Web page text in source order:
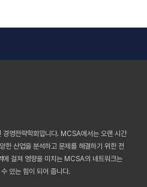
영전략학회입니다. MCSA에서는 오랜 시간
한 산업을 분석하고 문제를 해결하기 위한 전
에 걸쳐 영향을 미치는 MCSA의 네트워크는
있는 힘이 되어 줍니다.